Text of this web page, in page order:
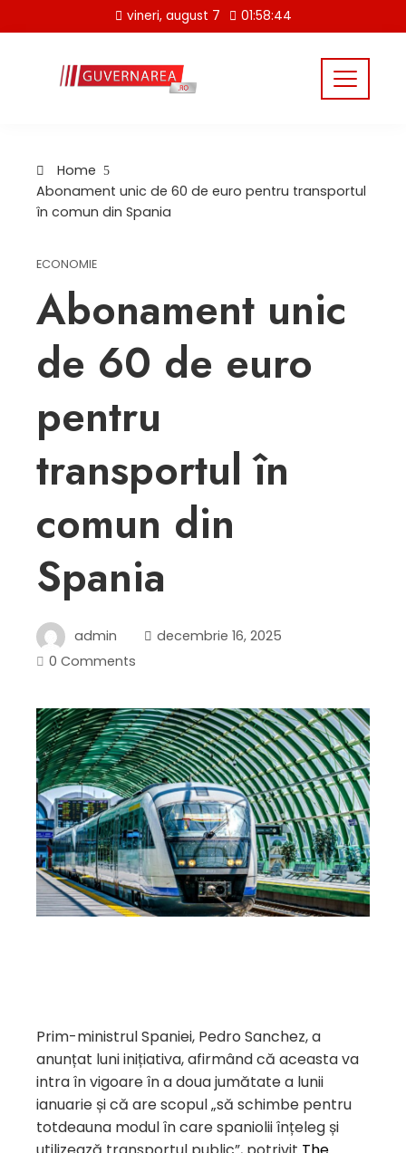
to
vineri, august 7 01:58:45
Home
Abonament unic de 60 de euro pentru transportul
în comun din Spania
ECONOMIE
Abonament unic
de 60 de euro
pentru
transportul în
comun din
Spania
admin
decembrie 16, 2025
0 Comments
Prim-ministrul Spaniei, Pedro Sanchez, a
anunțat luni inițiativa, afirmând că aceasta va
intra în vigoare în a doua jumătate a lunii
ianuarie și că are scopul „să schimbe pentru
totdeauna modul în care spaniolii înțeleg și